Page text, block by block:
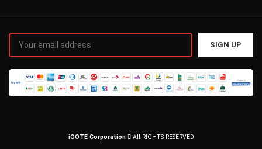
iOOTE Corporation All RIGHTS RESERVED